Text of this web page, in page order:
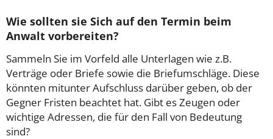
Wie sollten sie Sich auf den Termin beim
Anwalt vorbereiten?
Sammeln Sie im Vorfeld alle Unterlagen wie z.B.
Verträge oder Briefe sowie die Briefumschläge. Diese
könnten mitunter Aufschluss darüber geben, ob der
Gegner Fristen beachtet hat. Gibt es Zeugen oder
wichtige Adressen, die für den Fall von Bedeutung
sind?